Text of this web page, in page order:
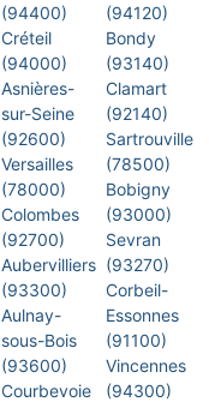
(94400)
Créteil
(94000)
Asnières-
sur-Seine
(92600)
Versailles
(78000)
Colombes
(92700)
Aubervilliers
(93300)
Aulnay-
sous-Bois
(93600)
Courbevoie
(94120)
Bondy
(93140)
Clamart
(92140)
Sartrouville
(78500)
Bobigny
(93000)
Sevran
(93270)
Corbeil-
Essonnes
(91100)
Vincennes
(94300)